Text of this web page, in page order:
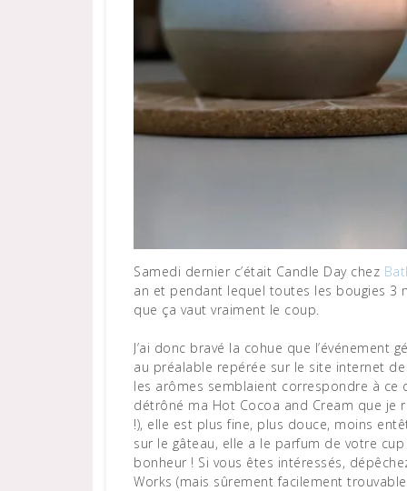
Samedi dernier c’était Candle Day chez
an et pendant lequel toutes les bougies 3
que ça vaut vraiment le coup.
J’ai donc bravé la cohue que l’événement
au préalable repérée sur le site internet
les arômes semblaient correspondre à ce
détrôné ma Hot Cocoa and Cream que je
!), elle est plus fine, plus douce, moins
sur le gâteau, elle a le parfum de votre
bonheur ! Si vous êtes intéressés,
Works (mais sûrement facilement